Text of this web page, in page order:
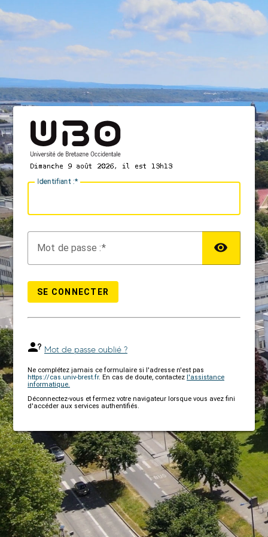
Identifiant :
Mot de passe :
SE CONNECTER
Mot de passe oublié ?
Ne complétez jamais ce formulaire si l'adresse n'est pas
https://cas.univ-brest.fr. En cas de doute, contactez l'assistance
informatique.
Déconnectez-vous et fermez votre navigateur lorsque vous avez fini
d'accéder aux services authentifiés.